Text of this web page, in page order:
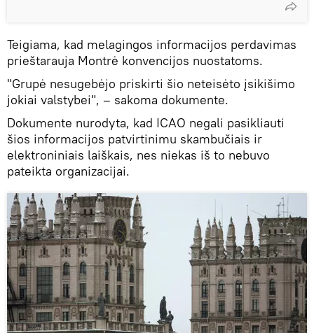
Teigiama, kad melagingos informacijos perdavimas
prieštarauja Montrė konvencijos nuostatoms.
"Grupė nesugebėjo priskirti šio neteisėto įsikišimo
jokiai valstybei", – sakoma dokumente.
Dokumente nurodyta, kad ICAO negali pasikliauti
šios informacijos patvirtinimu skambučiais ir
elektroniniais laiškais, nes niekas iš to nebuvo
pateikta organizacijai.